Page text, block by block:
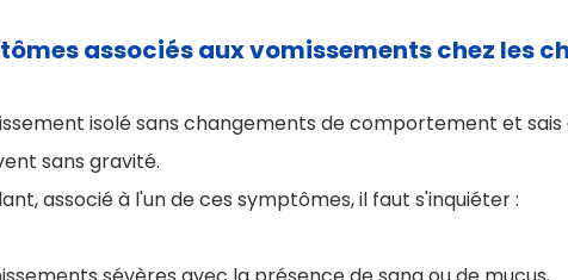
associés aux vomissements chez les
isolé sans changements de comportement et
sans gravité.
associé à l'un de ces symptômes, il faut s'inquiéter :